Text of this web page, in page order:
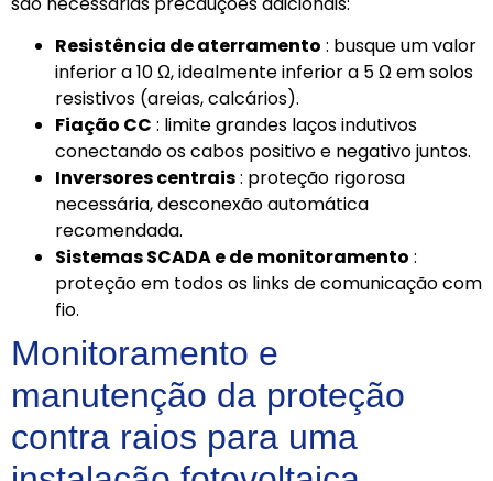
Resistência de aterramento : busque um valor
inferior a 10 Ω, idealmente inferior a 5 Ω em solos
resistivos (areias, calcários).
Fiação CC : limite grandes laços indutivos
conectando os cabos positivo e negativo juntos.
Inversores centrais: proteção rigorosa
necessária, desconexão automática
recomendada.
Sistemas SCADA e de monitoramento :
proteção em todos os links de comunicação com
fio.
Monitoramento e
manutenção da proteção
contra raios para uma